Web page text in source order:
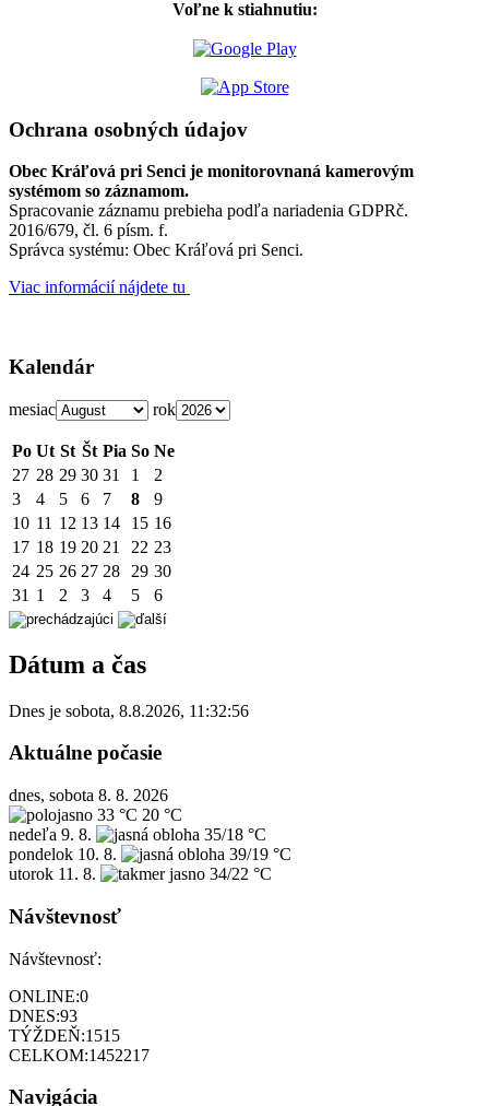
Voľne k stiahnutiu:
Ochrana osobných údajov
Obec Kráľová pri Senci je monitorovnaná kamerovým
systémom so záznamom.
Spracovanie záznamu prebieha podľa nariadenia GDPRč.
2016/679, čl. 6 písm. f.
Správca systému: Obec Kráľová pri Senci.
Viac informácií nájdete tu
Kalendár
mesiac rok
Po Ut St Št Pia So Ne
27 28 29 30 31 1
2
3
4 5 6 7 8
9
10 11 12 13 14 15 16
17 18 19 20 21 22 23
24 25 26 27 28 29 30
31 1 2 3 4 5 6
Dátum a čas
Dnes je sobota, 8.8.2026, 11:32:56
Aktuálne počasie
dnes, sobota 8. 8. 2026
33 °C 20 °C
nedeľa 9. 8.
35/18 °C
pondelok 10. 8.
39/19 °C
utorok 11. 8. 34/22 °C
Návštevnosť
Návštevnosť:
ONLINE:0
DNES:93
TÝŽDEŇ:1515
CELKOM:1452217
Navigácia